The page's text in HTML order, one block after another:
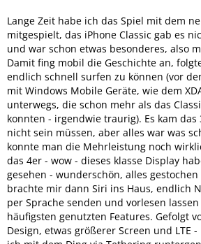
Lange Zeit habe ich das Spiel mit dem
mitgespielt, das iPhone Classic gab es
und war schon etwas besonderes, also
Damit fing mobil die Geschichte an,
endlich schnell surfen zu können (vor
mit Windows Mobile Geräte, wie dem
unterwegs, die schon mehr als das
konnten - irgendwie traurig). Es kam das
nicht sein müssen, aber alles war was
konnte man die Mehrleistung noch
das 4er - wow - dieses klasse Display
gesehen - wunderschön, alles gestochen
brachte mir dann Siri ins Haus, endlich
per Sprache senden und vorlesen
häufigsten genutzten Features. Gefolgt
Design, etwas größerer Screen und LTE